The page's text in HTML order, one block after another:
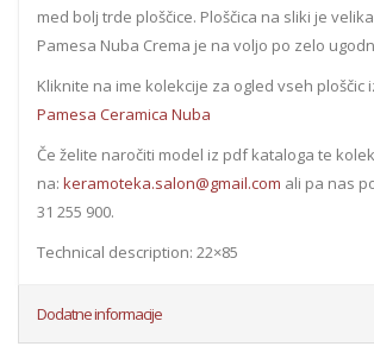
med bolj trde ploščice. Ploščica na sliki je velika
Pamesa Nuba Crema je na voljo po zelo
Kliknite na ime kolekcije za ogled vseh ploščic
Pamesa Ceramica Nuba
Če želite naročiti model iz pdf kataloga te
na: keramoteka.salon@gmail.com ali pa nas
31 255 900.
Technical description: 22×85
Dodatne informacije